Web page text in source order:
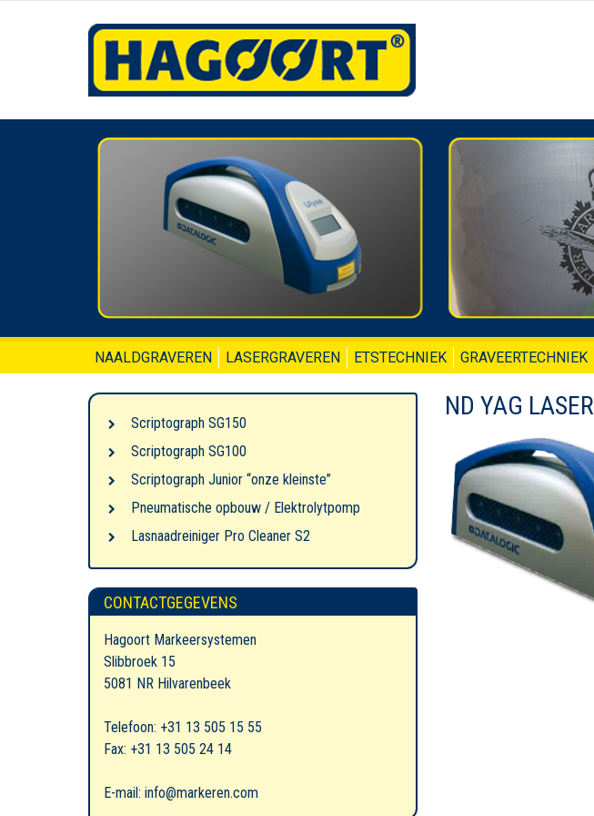
NAALDGRAVEREN LASERGRAVEREN ETSTECHNIEK GRAVEERTECHNIEK
ND YAG LASER
Scriptograph SG150
Scriptograph SG100
Scriptograph Junior “onze kleinste”
Pneumatische opbouw / Elektrolytpomp
Lasnaadreiniger Pro Cleaner S2
CONTACTGEGEVENS
Hagoort Markeersystemen
Slibbroek 15
5081 NR Hilvarenbeek
Telefoon: +31 13 505 15 55
Fax: +31 13 505 24 14
E-mail: info@markeren.com